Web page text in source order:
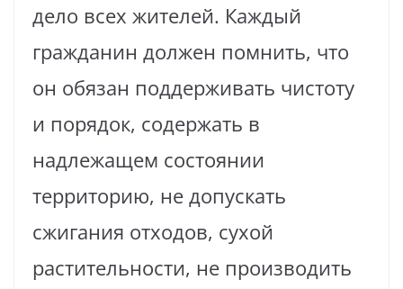
дело всех жителей. Каждый
гражданин должен помнить, что
он обязан поддерживать чистоту
и порядок, содержать в
надлежащем состоянии
территорию, не допускать
сжигания отходов, сухой
растительности, не производить